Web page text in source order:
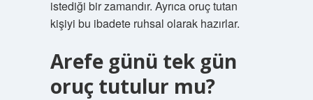
istediği bir zamandır. Ayrıca oruç tutan
kişiyi bu ibadete ruhsal olarak hazırlar.
Arefe günü tek gün
oruç tutulur mu?